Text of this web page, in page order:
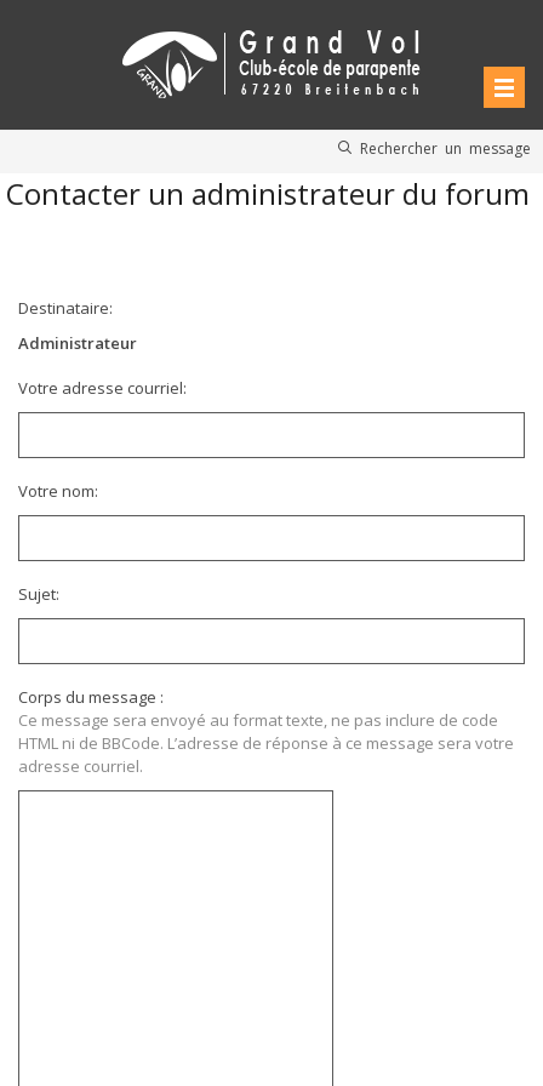
Rechercher un message
Contacter un administrateur du forum
Destinataire:
Administrateur
Votre adresse courriel:
Votre nom:
Sujet:
Corps du message :
Ce message sera envoyé au format texte, ne pas inclure de code
HTML ni de BBCode. L’adresse de réponse à ce message sera votre
adresse courriel.